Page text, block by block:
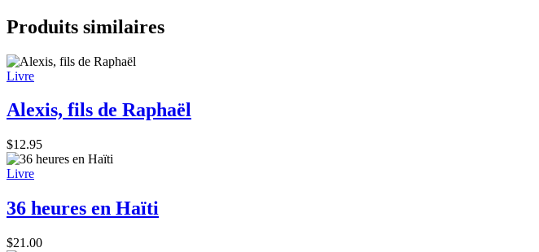
Produits similaires
Livre
Alexis, fils de Raphaël
$12.95
Livre
36 heures en Haïti
$21.00